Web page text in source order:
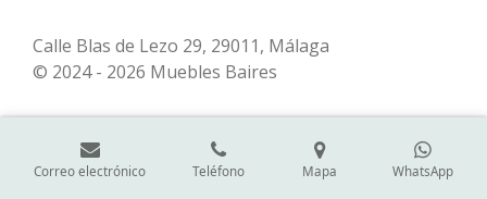
s
A
p
Calle Blas de Lezo 29, 29011, Málaga
© 2024 - 2026 Muebles Baires
Correo electrónico Teléfono Mapa WhatsApp